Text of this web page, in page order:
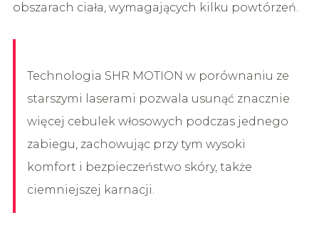
obszarach ciała, wymagających kilku powtórzeń.
Technologia SHR MOTION w porównaniu ze
starszymi laserami pozwala usunąć znacznie
więcej cebulek włosowych podczas jednego
zabiegu, zachowując przy tym wysoki
komfort i bezpieczeństwo skóry, także
ciemniejszej karnacji.